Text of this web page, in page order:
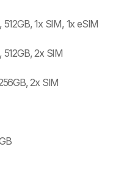
1x SIM, 1x eSIM
512GB, 2x SIM
2x SIM